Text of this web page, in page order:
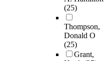
(25)
Thompson,
Donald O
(25)
Grant,